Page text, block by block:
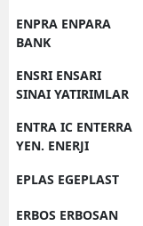
ENPRA ENPARA
BANK
ENSRI ENSARI
SINAI YATIRIMLAR
ENTRA IC ENTERRA
YEN. ENERJI
EPLAS EGEPLAST
ERBOS ERBOSAN